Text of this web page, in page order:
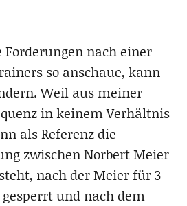
nach einer
so anschaue, kann
Weil aus meiner
in keinem Verhältnis
als Referenz die
zwischen Norbert Meier
nach der Meier für 3
und nach dem